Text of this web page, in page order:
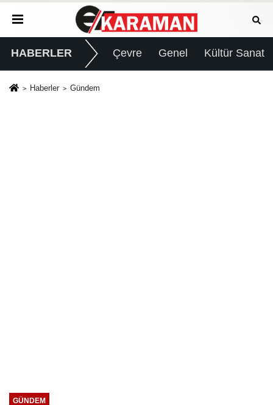
HABERLER Çevre Genel Kültür Sanat
Haberler Gündem
GÜNDEM